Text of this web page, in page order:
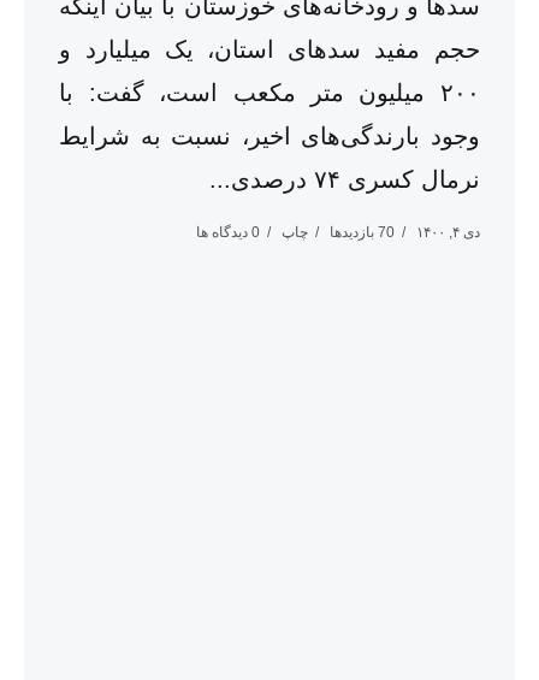
سدها و رودخانه‌های خوزستان با بیان اینکه
حجم مفید سدهای استان، یک میلیارد و
۲۰۰ میلیون متر مکعب است، گفت: با
وجود بارندگی‌های اخیر، نسبت به شرایط
نرمال کسری ۷۴ درصدی...
دی ۴, ۱۴۰۰ 70 بازدیدها چاپ 0 دیدگاه ها